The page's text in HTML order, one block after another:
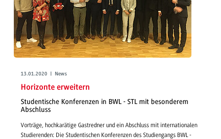
13.01.2020 | News
Horizonte erweitern
Studentische Konferenzen in BWL - STL mit besonderem
Abschluss
Vorträge, hochkarätige Gastredner und ein Abschluss mit internationalen
Studierenden: Die Studentischen Konferenzen des Studiengangs BWL -